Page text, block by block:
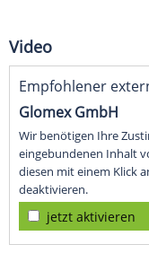
Video
Empfohlener
Glomex GmbH
Wir benötigen Ihre
eingebundenen Inhalt
diesen mit einem Klick
deaktivieren.
jetzt aktivieren